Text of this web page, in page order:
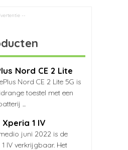
Nord CE 2 Lite
Nord CE 2 Lite 5G is
toestel met een
...
1 IV
juni 2022 is de
IV verkrijgbaar. Het